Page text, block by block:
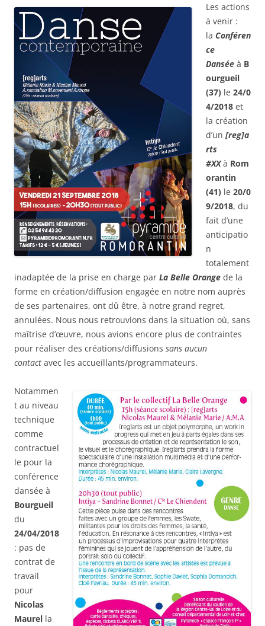
Les actions
à venir :
la Conféren
ce
Dansée à B
ourgueil
(37) le 24/0
4/2018 et
la création
d’un [reg]a
rts
#XXà Rom
orantin
(41) le 20/0
9/2018, du
fait d’une
anticipatio
n
totalement
inadaptée de la prise en charge par La Belle Orange de la
forme en création/diffusion engagée en notre nom auprès
de ses partenaires, ont dû être, à notre grand regret,
annulées. Nous nous retrouvions dans la situation où, sans
maîtrise d’œuvre, nous avions encore plus de contraintes
pour réaliser des créations/diffusions sans aucun
contact avec les accueillants/programmateurs.
Notammen
t au niveau
technique
comme
contractuel
le pour la
conférence
dansée à
Bourgueil
du
24/04/2018
: pas de
contrat de
travail
pour
Nicolas
Maurel la